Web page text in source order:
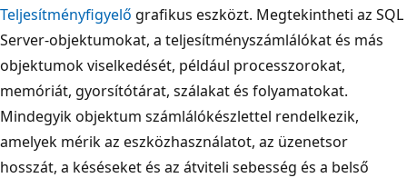
Teljesítményfigyelő grafikus eszközt. Megtekintheti az SQL
Server-objektumokat, a teljesítményszámlálókat és más
objektumok viselkedését, például processzorokat,
memóriát, gyorsítótárat, szálakat és folyamatokat.
Mindegyik objektum számlálókészlettel rendelkezik,
amelyek mérik az eszközhasználatot, az üzenetsor
hosszát, a késéseket és az átviteli sebesség és a belső